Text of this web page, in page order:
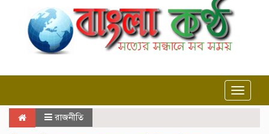
Toggle
রাজনীতি